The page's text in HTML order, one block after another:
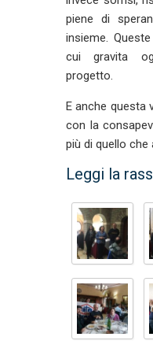
piene di
insieme.
cui gravita
progetto.
E anche questa
con la
più di quello
Leggi la